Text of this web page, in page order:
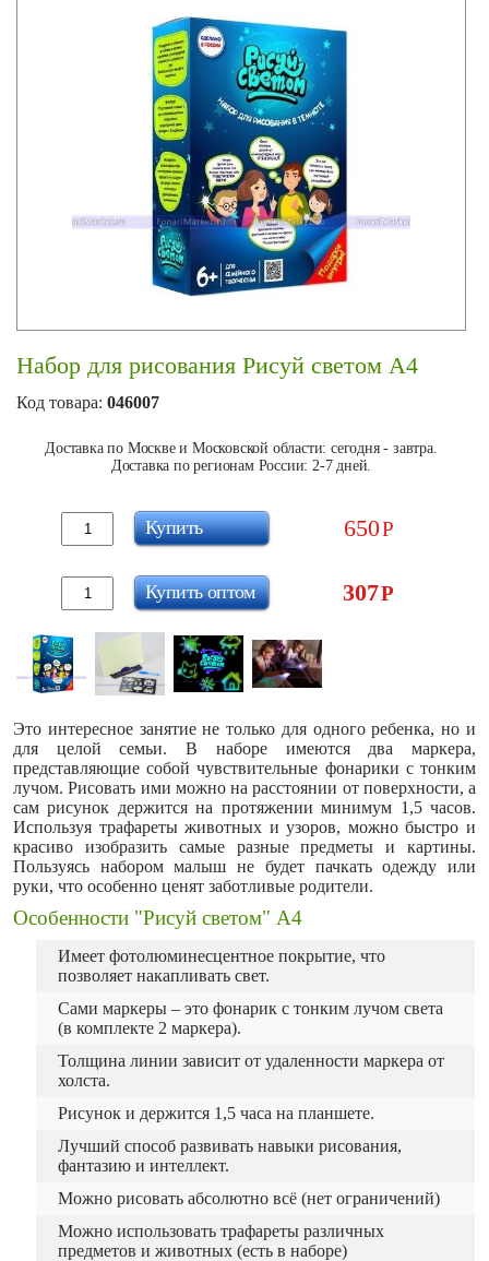
Набор для рисования Рисуй светом A4
Код товара: 046007
Доставка по Москве и Московской области: сегодня - завтра.
Доставка по регионам России: 2-7 дней.
650Р
Купить
307Р
Купить оптом
Это интересное занятие не только для одного ребенка, но и
для целой семьи. В наборе имеются два маркера,
представляющие собой чувствительные фонарики с тонким
лучом. Рисовать ими можно на расстоянии от поверхности, а
сам рисунок держится на протяжении минимум 1,5 часов.
Используя трафареты животных и узоров, можно быстро и
красиво изобразить самые разные предметы и картины.
Пользуясь набором малыш не будет пачкать одежду или
руки, что особенно ценят заботливые родители.
Особенности "Рисуй светом" A4
Имеет фотолюминесцентное покрытие, что
позволяет накапливать свет.
Сами маркеры – это фонарик с тонким лучом света
(в комплекте 2 маркера).
Толщина линии зависит от удаленности маркера от
холста.
Рисунок и держится 1,5 часа на планшете.
Лучший способ развивать навыки рисования,
фантазию и интеллект.
Можно рисовать абсолютно всё (нет ограничений)
Можно использовать трафареты различных
предметов и животных (есть в наборе)